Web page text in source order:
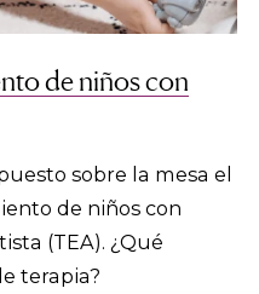
de niños con
sobre la mesa el
de niños con
(TEA). ¿Qué
terapia?